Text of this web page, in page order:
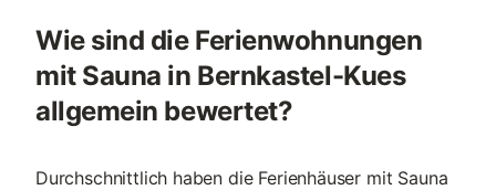
Wie sind die Ferienwohnungen
mit Sauna in Bernkastel-Kues
allgemein bewertet?
Durchschnittlich haben die Ferienhäuser mit Sauna